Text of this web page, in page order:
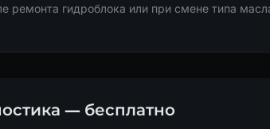
ремонта гидроблока или при смене типа
— бесплатно